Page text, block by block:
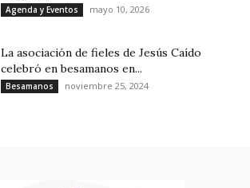
Agenda y Eventos mayo 10, 2026
La asociación de fieles de Jesús Caído
celebró en besamanos en...
Besamanos noviembre 25, 2024